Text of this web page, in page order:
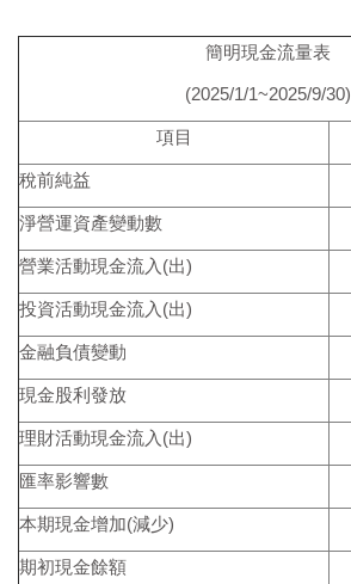
簡明現金流量表
(2025/1/1~2025/9/30)
項目
稅前純益
淨營運資產變動數
營業活動現金流入(出)
投資活動現金流入(出)
金融負債變動
現金股利發放
理財活動現金流入(出)
匯率影響數
本期現金增加(減少)
期初現金餘額